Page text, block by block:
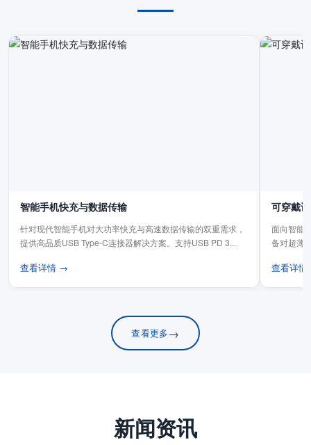
智能手机快充与数据传输
针对现代智能手机对大功率快充与高速数据传输的双重需求，
提供高品质USB Type-C连接器解决方案。支持USB PD 3...
查看详情 →
可穿戴
面向智能
备对超薄
查看详
查看更多→
新闻资讯